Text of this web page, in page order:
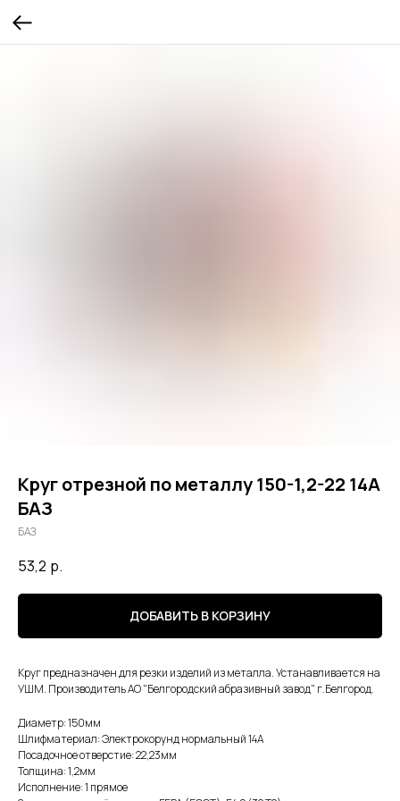
Круг отрезной по металлу 150-1,2-22 14А
БАЗ
БАЗ
53,2 р.
ДОБАВИТЬ В КОРЗИНУ
Круг предназначен для резки изделий из металла. Устанавливается на
УШМ. Производитель АО "Белгородский абразивный завод" г.Белгород.
Диаметр: 150мм
Шлифматериал: Электрокорунд нормальный 14А
Посадочное отверстие: 22,23мм
Толщина: 1,2мм
Исполнение: 1 прямое